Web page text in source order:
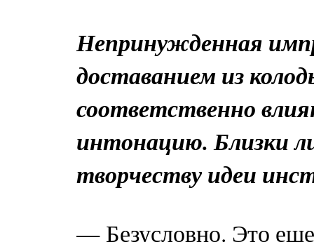
Непринужденная
доставанием из
соответственно
интонацию. Близки
творчеству идеи
— Безусловно. Это